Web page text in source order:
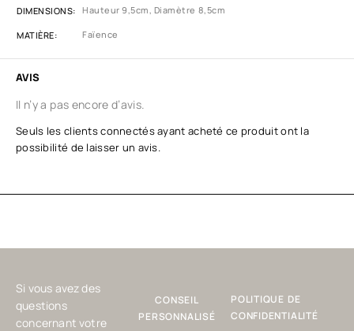
DIMENSIONS Hauteur 9,5cm, Diamètre 8,5cm
MATIÈRE Faïence
AVIS
Il n’y a pas encore d’avis.
Seuls les clients connectés ayant acheté ce produit ont la
possibilité de laisser un avis.
Si vous avez des
questions
concernant votre
CONSEIL
PERSONNALISÉ
POLITIQUE DE
CONFIDENTIALITÉ